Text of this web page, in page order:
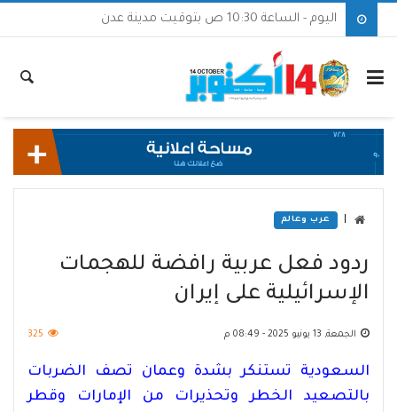
اليوم - الساعة 10:30 ص بتوقيت مدينة عدن
عرب وعالم
ردود فعل عربية رافضة للهجمات
الإسرائيلية على إيران
الجمعة, 13 يونيو 2025 - 08:49 م 325
السعودية تستنكر بشدة وعمان تصف الضربات
بالتصعيد الخطر وتحذيرات من الإمارات وقطر